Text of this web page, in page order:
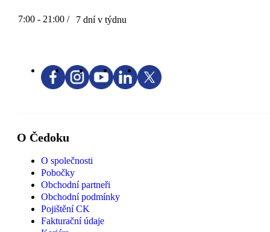
7:00 - 21:00 / 7 dní v týdnu
O Čedoku
O společnosti
Pobočky
Obchodní partneři
Obchodní podmínky
Pojištění CK
Fakturační údaje